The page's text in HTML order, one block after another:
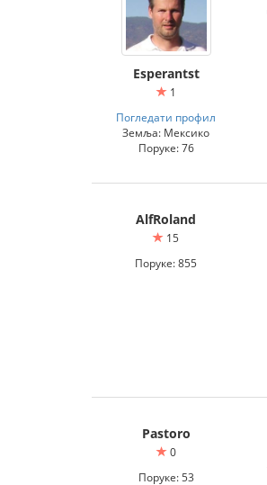
Esperantst
1
Погледати профил
Земља: Мексико
Поруке: 76
AlfRoland
15
Поруке: 855
Pastoro
0
Поруке: 53